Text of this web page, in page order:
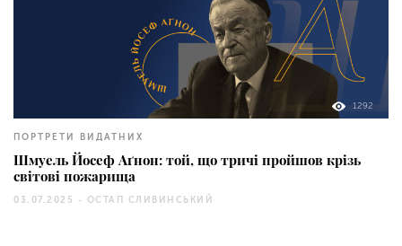
1292
ПОРТРЕТИ ВИДАТНИХ
Шмуель Йосеф Аґнон: той, що тричі пройшов крізь
світові пожарища
03.07.2025 - ОСТАП СЛИВИНСЬКИЙ